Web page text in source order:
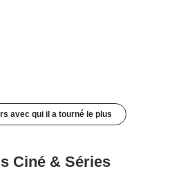
avec qui il a tourné le plus
Ciné & Séries